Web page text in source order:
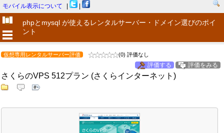
モバイル表示について
phpとmysql が使えるレンタルサーバー・ドメイン選びのポイ
ント
仮想専用レンタルサーバー評価 (0) 評価なし
評価する 評価をみる
さくらのVPS 512プラン (さくらインターネット)